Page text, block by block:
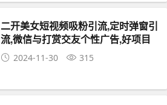
二开美女短视频吸粉引流,定时弹窗引
流,微信与打赏交友个性广告,好项目
带后台2024-11-30 315